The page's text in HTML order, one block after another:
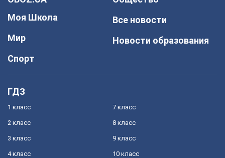
Моя Школа
Мир
Спорт
Все новости
Новости образования
ГДЗ
1 класс
2 класс
3 класс
4 класс
7 класс
8 класс
9 класс
10 класс